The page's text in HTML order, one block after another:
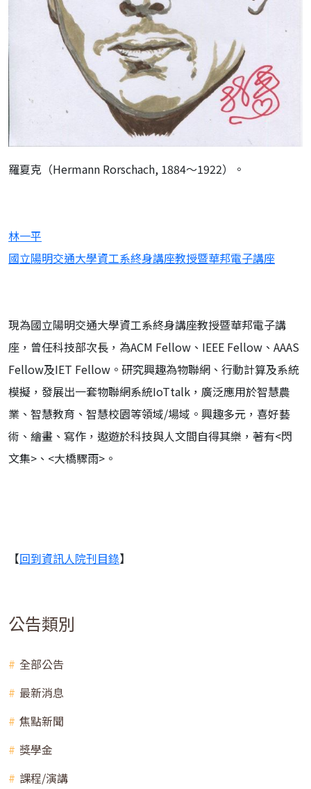
羅夏克（Hermann Rorschach, 1884～1922）。
林一平
國立陽明交通大學資工系終身講座教授暨華邦電子講座
現為國立陽明交通大學資工系終身講座教授暨華邦電子講
座，曾任科技部次長，為ACM Fellow、IEEE Fellow、AAAS
Fellow及IET Fellow。研究興趣為物聯網、行動計算及系統
模擬，發展出一套物聯網系統IoTtalk，廣泛應用於智慧農
業、智慧教育、智慧校園等領域/場域。興趣多元，喜好藝
術、繪畫、寫作，遨遊於科技與人文間自得其樂，著有<閃
文集>、<大橋驟雨>。
【回到資訊人院刊目錄】
公告類別
全部公告
最新消息
焦點新聞
獎學金
課程/演講